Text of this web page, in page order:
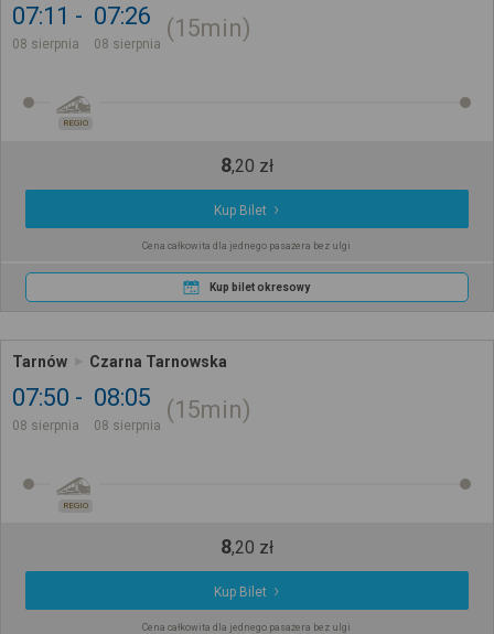
07:11
08 sierpnia
07:26
08 sierpnia
15min
REGIO
8,20 zł
Kup Bilet
Cena całkowita dla jednego pasażera bez ulgi
Kup bilet okresowy
Tarnów Czarna Tarnowska
07:50
08 sierpnia
08:05
08 sierpnia
15min
REGIO
8,20 zł
Kup Bilet
Cena całkowita dla jednego pasażera bez ulgi